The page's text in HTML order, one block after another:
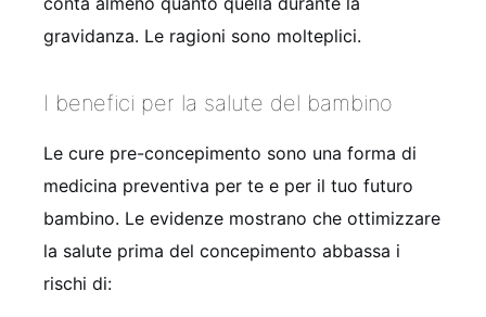
gravidanza. Le ragioni sono molteplici.
I benefici per la salute del bambino
Le cure pre-concepimento sono una forma di
medicina preventiva per te e per il tuo futuro
bambino. Le evidenze mostrano che ottimizzare
la salute prima del concepimento abbassa i
rischi di: